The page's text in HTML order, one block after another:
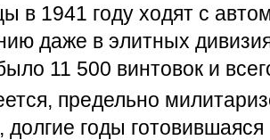
в 1941 году ходят с
даже в элитных
11 500 винтовок и
предельно
долгие годы